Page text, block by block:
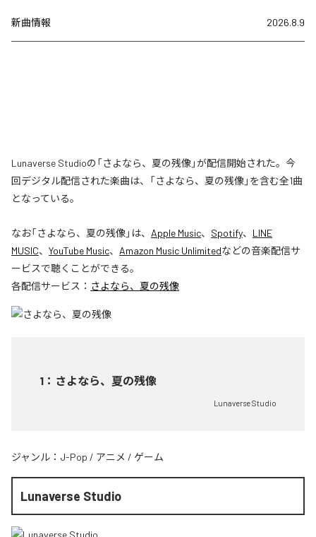
新曲情報 2026.8.9
Lunaverse Studioの「さよなら、夏の残像」が配信開始された。今
回デジタル配信された楽曲は、「さよなら、夏の残像」を含む全1曲
となっている。
なお「さよなら、夏の残像」は、 Apple Music、 Spotify、 LINE
MUSIC、 YouTube Music、 Amazon Music Unlimitedなどの音楽配信サ
ービスで聴くことができる。
各配信サービス： さよなら、夏の残像
1 ： さよなら、夏の残像
Lunaverse Studio
ジャンル： J-Pop / アニメ / ゲーム
Lunaverse Studio